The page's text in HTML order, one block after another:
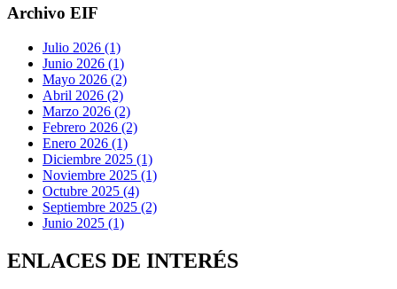
Archivo EIF
Julio 2026 (1)
Junio 2026 (1)
Mayo 2026 (2)
Abril 2026 (2)
Marzo 2026 (2)
Febrero 2026 (2)
Enero 2026 (1)
Diciembre 2025 (1)
Noviembre 2025 (1)
Octubre 2025 (4)
Septiembre 2025 (2)
Junio 2025 (1)
ENLACES DE INTERÉS